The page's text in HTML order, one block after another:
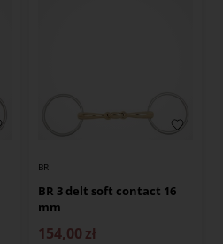
BR
BR 3 delt soft contact 16
mm
154,00 zł